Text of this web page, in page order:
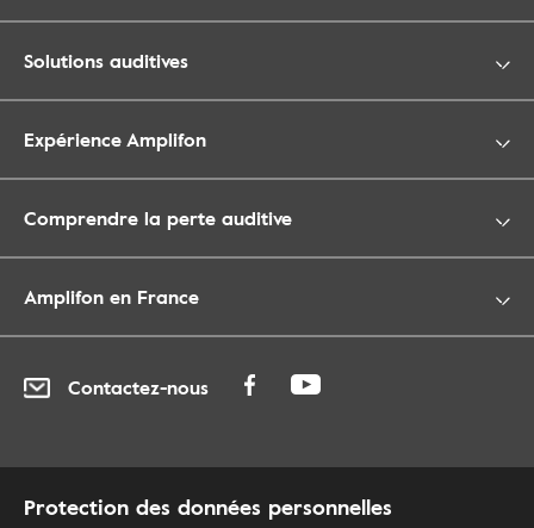
Solutions auditives
Expérience Amplifon
Comprendre la perte auditive
Amplifon en France
Contactez-nous
Protection des données personnelles